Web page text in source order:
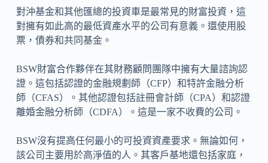
對沖基金和其他匯總的投資車是最常見的財富投資，這
對擁有如此高的最低資產水平的公司有意義。還使用股
票，債券和共同基金。
BSW財富合作夥伴在其財務顧問團隊中擁有大量諮詢認
證。這包括認證的金融規劃師（CFP）和特許金融分析
師（CFAS）。其他認證包括註冊會計師（CPA）和認證
離婚金融分析師（CDFA）。這是一家不收費的公司。
BSW沒有提高任何最小的可投資資產要求。無論如何，
該公司主要用於高淨值的人。其客戶基地還包括家庭，